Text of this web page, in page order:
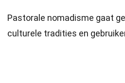
Pastorale nomadisme gaat
culturele tradities en